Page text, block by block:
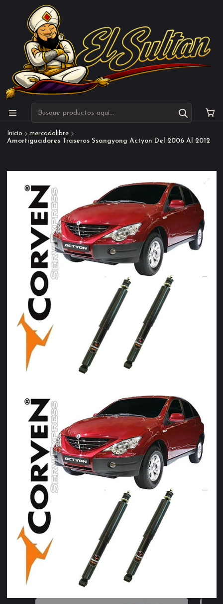
Inicio
mercadolibre
Amortiguadores Traseros Ssangyong Actyon Del 2006 Al 2012